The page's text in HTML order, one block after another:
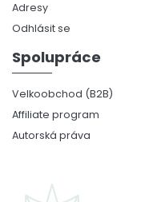
Adresy
Odhlásit se
Spolupráce
Velkoobchod (B2B)
Affiliate program
Autorská práva